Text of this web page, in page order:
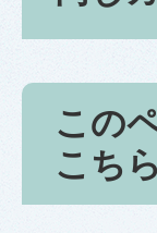
この
こち